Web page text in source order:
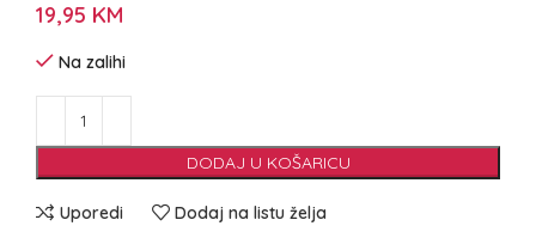
19,95 KM
Na zalihi
DODAJ U KOŠARICU
Uporedi Dodaj na listu želja